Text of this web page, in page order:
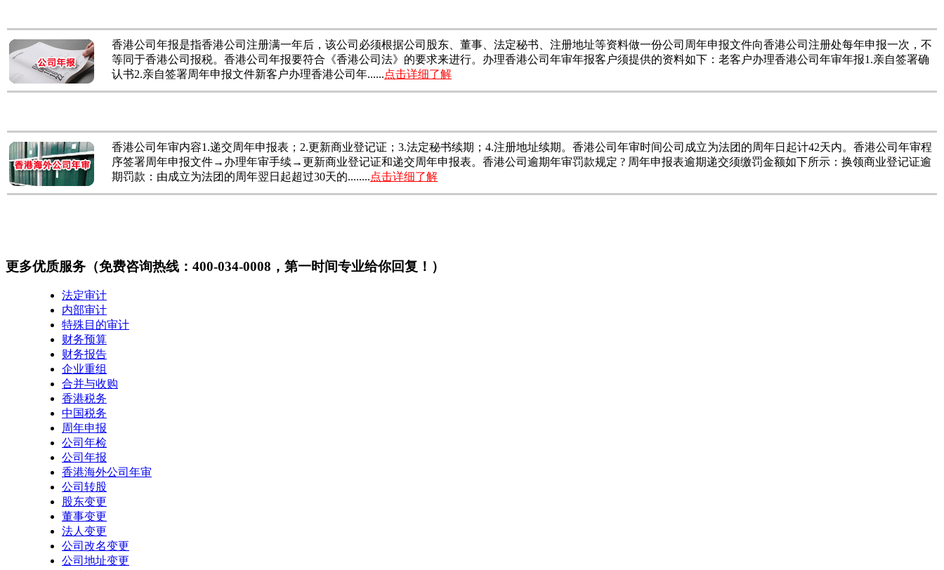
香港公司年报是指香港公司注册满一年后，该公司必须根据公司股东、董事、法定秘书、注册地址等资料做一份公司周年申报文件向香港公司注册处每年申报一次，不
等同于香港公司报税。香港公司年报要符合《香港公司法》的要求来进行。办理香港公司年审年报客户须提供的资料如下：老客户办理香港公司年审年报1.亲自签署确
认书2.亲自签署周年申报文件新客户办理香港公司年......点击详细了解
香港公司年审内容1.递交周年申报表；2.更新商业登记证；3.法定秘书续期；4.注册地址续期。香港公司年审时间公司成立为法团的周年日起计42天内。香港公司年审程
序签署周年申报文件→办理年审手续→更新商业登记证和递交周年申报表。香港公司逾期年审罚款规定 ? 周年申报表逾期递交须缴罚金额如下所示：换领商业登记证逾
期罚款：由成立为法团的周年翌日起超过30天的........点击详细了解
更多优质服务 （免费咨询热线：400-034-0008，第一时间专业给你回复！）
法定审计
内部审计
特殊目的审计
财务预算
财务报告
企业重组
合并与收购
香港税务
中国税务
周年申报
公司年检
公司年报
香港海外公司年审
公司转股
股东变更
董事变更
法人变更
公司改名变更
公司地址变更